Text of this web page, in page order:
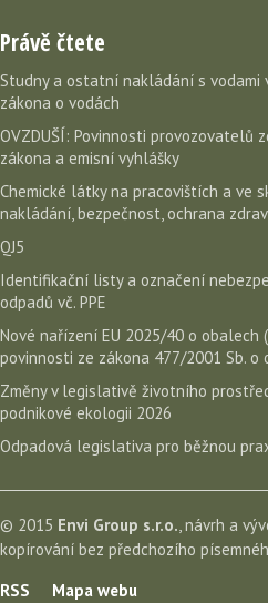
Právě čtete
Studny a ostatní nakládání s vodami
zákona o vodách
OVZDUŠÍ: Povinnosti provozovatelů
zákona a emisní vyhlášky
Chemické látky na pracovištích a ve
nakládání, bezpečnost, ochrana
QJ5
Identifikační listy a označení
odpadů vč. PPE
Nové nařízení EU 2025/40 o obalech
povinnosti ze zákona 477/2001 Sb. o
Změny v legislativě životního
podnikové ekologii 2026
Odpadová legislativa pro běžnou
© 2015 Envi Group s.r.o., návrh a
kopírování bez předchozího
RSS
Mapa webu